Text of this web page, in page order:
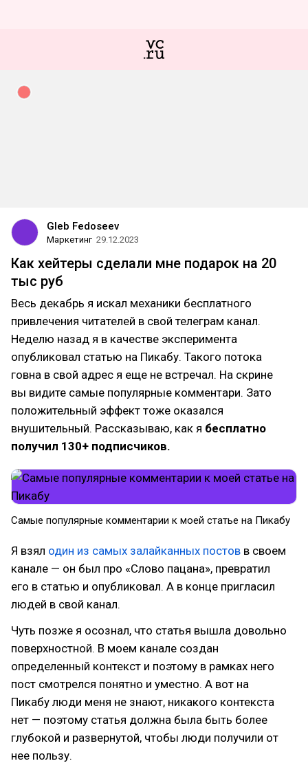
Gleb Fedoseev
Маркетинг 29.12.2023
Как хейтеры сделали мне подарок на 20
тыс руб
Весь декабрь я искал механики бесплатного
привлечения читателей в свой телеграм канал.
Неделю назад я в качестве эксперимента
опубликовал статью на Пикабу. Такого потока
говна в свой адрес я еще не встречал. На скрине
вы видите самые популярные комментари. Зато
положительный эффект тоже оказался
внушительный. Рассказываю, как я бесплатно
получил 130+ подписчиков.
Самые популярные комментарии к моей статье на Пикабу
Я взял один из самых залайканных постов в своем
канале — он был про «Слово пацана», превратил
его в статью и опубликовал. А в конце пригласил
людей в свой канал.
Чуть позже я осознал, что статья вышла довольно
поверхностной. В моем канале создан
определенный контекст и поэтому в рамках него
пост смотрелся понятно и уместно. А вот на
Пикабу люди меня не знают, никакого контекста
нет — поэтому статья должна была быть более
глубокой и развернутой, чтобы люди получили от
нее пользу.